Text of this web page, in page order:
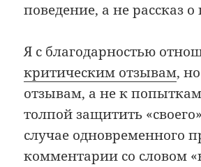
поведение, а не рассказ о
Я с благодарностью
критическим отзывам,
отзывам, а не к
толпой защитить
случае одновременного
комментарии со словом